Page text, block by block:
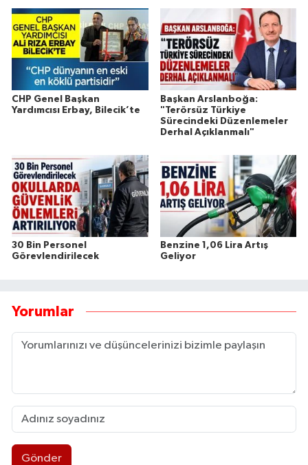
CHP Genel Başkan
Yardımcısı Erbay, Bilecik’te
Başkan Arslanboğa:
"Terörsüz Türkiye
Sürecindeki Düzenlemeler
Derhal Açıklanmalı"
30 Bin Personel
Görevlendirilecek
Benzine 1,06 Lira Artış
Geliyor
Yorumlar
Gönder